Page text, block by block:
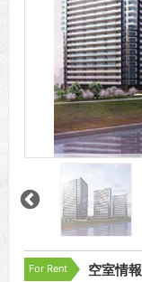
For Rent 空室情報